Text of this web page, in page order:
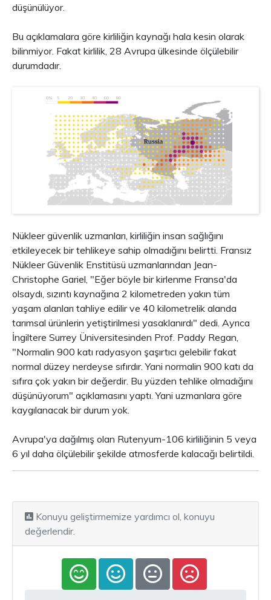
düşünülüyor.
Bu açıklamalara göre kirliliğin kaynağı hala kesin olarak
bilinmiyor. Fakat kirlilik, 28 Avrupa ülkesinde ölçülebilir
durumdadır.
Nükleer güvenlik uzmanları, kirliliğin insan sağlığını
etkileyecek bir tehlikeye sahip olmadığını belirtti. Fransız
Nükleer Güvenlik Enstitüsü uzmanlarından Jean-
Christophe Gariel, "Eğer böyle bir kirlenme Fransa'da
olsaydı, sızıntı kaynağına 2 kilometreden yakın tüm
yaşam alanları tahliye edilir ve 40 kilometrelik alanda
tarımsal ürünlerin yetiştirilmesi yasaklanırdı" dedi. Ayrıca
İngiltere Surrey Üniversitesinden Prof. Paddy Regan,
"Normalin 900 katı radyasyon şaşırtıcı gelebilir fakat
normal düzey nerdeyse sıfırdır. Yani normalin 900 katı da
sıfıra çok yakın bir değerdir. Bu yüzden tehlike olmadığını
düşünüyorum" açıklamasını yaptı. Yani uzmanlara göre
kaygılanacak bir durum yok.
Avrupa'ya dağılmış olan Rutenyum-106 kirliliğinin 5 veya
6 yıl daha ölçülebilir şekilde atmosferde kalacağı belirtildi.
Konuyu geliştirmemize yardımcı ol, konuyu
değerlendir.